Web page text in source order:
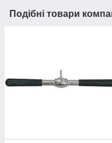
Подібні товари